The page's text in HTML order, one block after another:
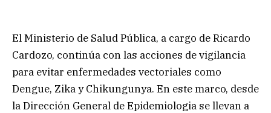
El Ministerio de Salud Pública, a cargo de Ricardo
Cardozo, continúa con las acciones de vigilancia
para evitar enfermedades vectoriales como
Dengue, Zika y Chikungunya. En este marco, desde
la Dirección General de Epidemiologia se llevan a